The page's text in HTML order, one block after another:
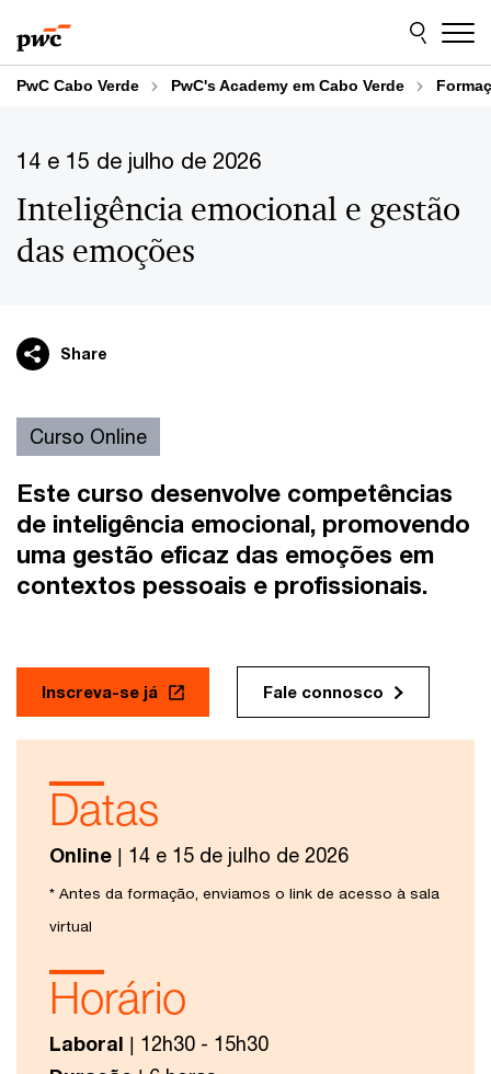
to
content
to
footer
PwC Cabo Verde PwC's Academy em Cabo Verde
14 e 15 de julho de 2026
Inteligência emocional e gestão
das emoções
Share
Curso Online
Este curso desenvolve competências
de inteligência emocional, promovendo
uma gestão eficaz das emoções em
contextos pessoais e profissionais.
Inscreva-se já Fale connosco
Datas
Online | 14 e 15 de julho de 2026
* Antes da formação, enviamos o link de acesso à sala
virtual
Horário
Laboral | 12h30 - 15h30